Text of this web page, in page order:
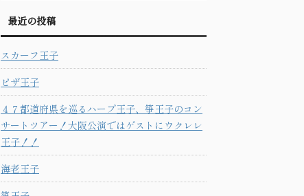
最近の投稿
スカーフ王子
ピザ王子
４７都道府県を巡るハープ王子、箏王子のコン
サートツアー！大阪公演ではゲストにウクレレ
王子！！
海老王子